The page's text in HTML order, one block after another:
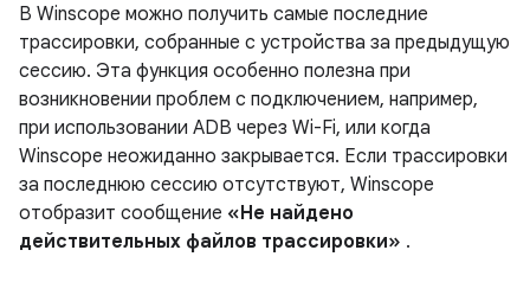
В Winscope можно получить самые последние
трассировки, собранные с устройства за предыдущую
сессию. Эта функция особенно полезна при
возникновении проблем с подключением, например,
при использовании ADB через Wi-Fi, или когда
Winscope неожиданно закрывается. Если трассировки
за последнюю сессию отсутствуют, Winscope
отобразит сообщение «Не найдено
действительных файлов трассировки» .